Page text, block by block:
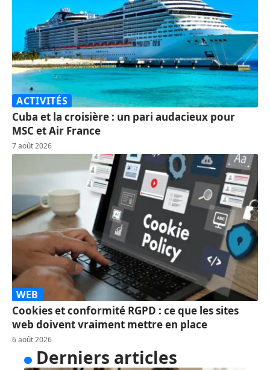
ACTIVITÉS
Cuba et la croisière : un pari audacieux pour
MSC et Air France
7 août 2026
WEB
Cookies et conformité RGPD : ce que les sites
web doivent vraiment mettre en place
6 août 2026
Derniers articles